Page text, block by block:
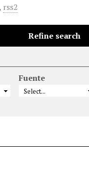
rss2
Refine search
Fuente